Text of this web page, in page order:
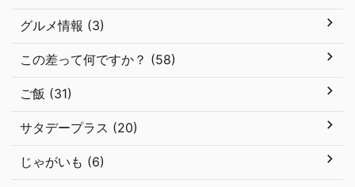
グルメ情報 (3)
この差って何ですか？ (58)
ご飯 (31)
サタデープラス (20)
じゃがいも (6)